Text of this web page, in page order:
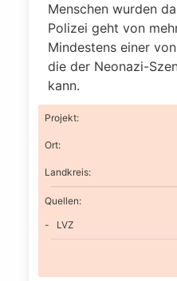
Menschen wurden
Polizei geht von
Mindestens einer
die der Neonazi-
kann.
Projekt:
Ort:
Landkreis:
Quellen:
LVZ